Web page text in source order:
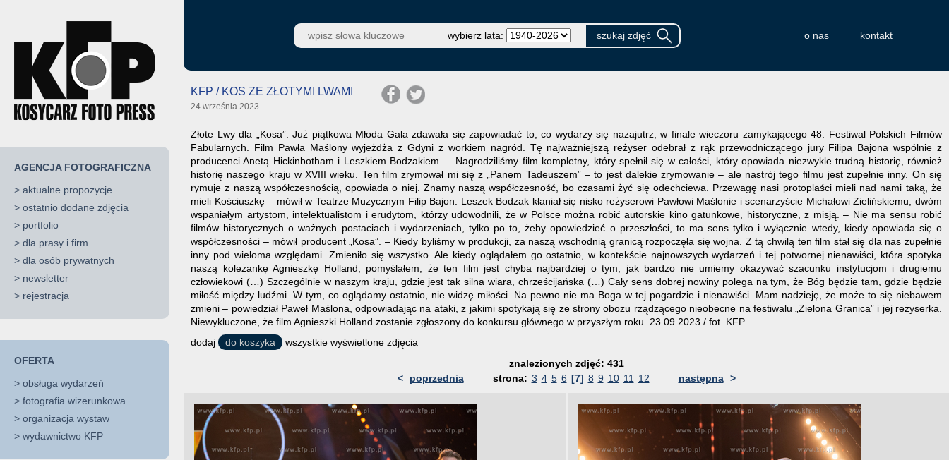
AGENCJA FOTOGRAFICZNA
> aktualne propozycje
> ostatnio dodane zdjęcia
> portfolio
> dla prasy i firm
> dla osób prywatnych
> newsletter
> rejestracja
OFERTA
> obsługa wydarzeń
> fotografia wizerunkowa
> organizacja wystaw
> wydawnictwo KFP
wybierz lata: o nas kontakt
KFP / KOS ZE ZŁOTYMI LWAMI
24 września 2023
Złote Lwy dla „Kosa”. Już piątkowa Młoda Gala zdawała się zapowiadać to, co wydarzy się nazajutrz, w finale wieczoru zamykającego 48. Festiwal Polskich Filmów
Fabularnych. Film Pawła Maślony wyjeżdża z Gdyni z workiem nagród. Tę najważniejszą reżyser odebrał z rąk przewodniczącego jury Filipa Bajona wspólnie z
producenci Anetą Hickinbotham i Leszkiem Bodzakiem. – Nagrodziliśmy film kompletny, który spełnił się w całości, który opowiada niezwykle trudną historię, również
historię naszego kraju w XVIII wieku. Ten film zrymował mi się z „Panem Tadeuszem” – to jest dalekie zrymowanie – ale nastrój tego filmu jest zupełnie inny. On się
rymuje z naszą współczesnością, opowiada o niej. Znamy naszą współczesność, bo czasami żyć się odechciewa. Przewagę nasi protoplaści mieli nad nami taką, że
mieli Kościuszkę – mówił w Teatrze Muzycznym Filip Bajon. Leszek Bodzak kłaniał się nisko reżyserowi Pawłowi Maślonie i scenarzyście Michałowi Zielińskiemu, dwóm
wspaniałym artystom, intelektualistom i erudytom, którzy udowodnili, że w Polsce można robić autorskie kino gatunkowe, historyczne, z misją. – Nie ma sensu robić
filmów historycznych o ważnych postaciach i wydarzeniach, tylko po to, żeby opowiedzieć o przeszłości, to ma sens tylko i wyłącznie wtedy, kiedy opowiada się o
współczesności – mówił producent „Kosa”. – Kiedy byliśmy w produkcji, za naszą wschodnią granicą rozpoczęła się wojna. Z tą chwilą ten film stał się dla nas zupełnie
inny pod wieloma względami. Zmieniło się wszystko. Ale kiedy oglądałem go ostatnio, w kontekście najnowszych wydarzeń i tej potwornej nienawiści, która spotyka
naszą koleżankę Agnieszkę Holland, pomyślałem, że ten film jest chyba najbardziej o tym, jak bardzo nie umiemy okazywać szacunku instytucjom i drugiemu
człowiekowi (…) Szczególnie w naszym kraju, gdzie jest tak silna wiara, chrześcijańska (…) Cały sens dobrej nowiny polega na tym, że Bóg będzie tam, gdzie będzie
miłość między ludźmi. W tym, co oglądamy ostatnio, nie widzę miłości. Na pewno nie ma Boga w tej pogardzie i nienawiści. Mam nadzieję, że może to się niebawem
zmieni – powiedział Paweł Maślona, odpowiadając na ataki, z jakimi spotykają się ze strony obozu rządzącego nieobecne na festiwalu „Zielona Granica” i jej reżyserka.
Niewykluczone, że film Agnieszki Holland zostanie zgłoszony do konkursu głównego w przyszłym roku. 23.09.2023 / fot. KFP
dodaj
do koszyka
wszystkie wyświetlone zdjęcia
znalezionych zdjęć: 431
<
poprzednia strona: 3 4 5 6 [7] 8 9 10 11 12 następna >